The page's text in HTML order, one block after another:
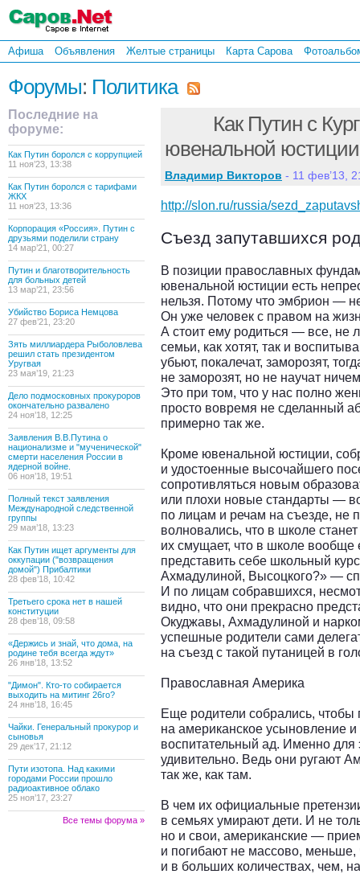
Афиша Объявления Желтые страницы Карта Сарова
Форумы: Политика
Последние на
форуме:
Как Путин боролся с коррупцией
11 ноя’23, 13:38
Как Путин боролся с тарифами
ЖКХ
11 ноя’23, 13:36
Корпорация «Россия». Путин с
друзьями поделили страну
14 мар’21, 00:27
Путин и благотворительность
для больных детей
13 мар’21, 23:56
Убийство Бориса Немцова
27 фев’21, 23:20
Зять миллиардера Рыболовлева
решил стать президентом
Уругвая
23 мая’19, 21:23
Дело подмосковных прокуроров
окончательно развалено
24 ноя’18, 12:25
Заявления В.В.Путина о
национализме и "мученической"
смерти населения России в
ядерной войне.
06 ноя’18, 19:51
Полный текст заявления
Международной следственной
группы
29 мая’18, 13:23
Как Путин ищет аргументы для
оккупации ("возвращения
домой") Прибалтики
28 фев’18, 10:42
Третьего срока нет в нашей
конституции
28 фев’18, 09:58
«Держись и знай, что дома, на
родине тебя всегда ждут»
26 янв’18, 13:52
"Димон". Кто-то собирается
выходить на митинг 26го?
24 янв’18, 16:45
Чайки. Генеральный прокурор и
сыновья
29 дек’17, 21:12
Пути изотопа. Над какими
городами России прошло
радиоактивное облако
25 ноя’17, 23:27
Все темы форума »
Как Путин с
ювенальной
Владимир Викторов - 11 фев’13,
http://slon.ru/russia/
Съезд запутавшихся
В позиции православных
ювенальной юстиции есть
нельзя. Потому что эмбрион —
Он уже человек с правом на
А стоит ему родиться — все, не
семьи, как хотят, так и
убьют, покалечат, заморозят,
не заморозят, но не научат
Это при том, что у нас полно
просто вовремя не сделанный
примерно так же.
Кроме ювенальной юстиции,
и удостоенные высочайшего
сопротивляться новым
или плохи новые стандарты —
по лицам и речам на съезде, не
волновались, что в школе
их смущает, что в школе
представить себе школьный
Ахмадулиной, Высоцкого?» —
И по лицам собравшихся,
видно, что они прекрасно
Окуджавы, Ахмадулиной и
успешные родители сами
на съезд с такой путаницей в
Православная Америка
Еще родители собрались, чтобы
на американское усыновление
воспитательный ад. Именно для
удивительно. Ведь они ругают
так же, как там.
В чем их официальные
в семьях умирают дети. И не
но и свои, американские —
и погибают не массово,
и в больших количествах, чем,